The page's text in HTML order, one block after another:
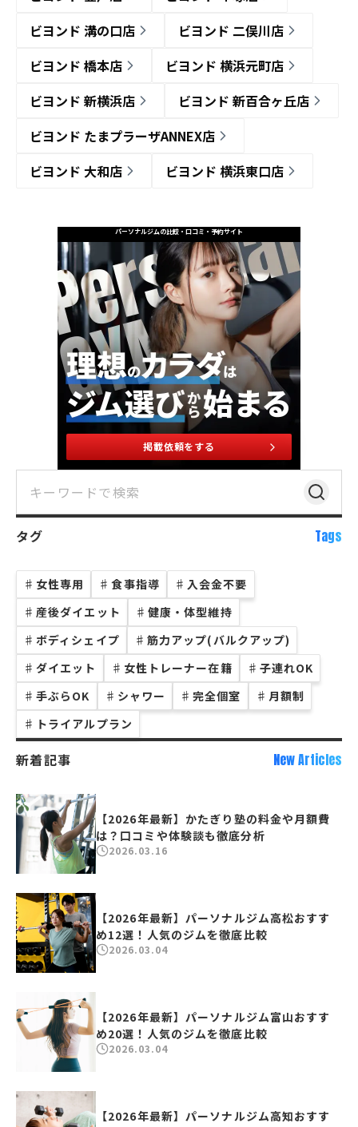
ビヨンド 溝の口店
ビヨンド 二俣川店
ビヨンド 橋本店
ビヨンド 横浜元町店
ビヨンド 新横浜店
ビヨンド 新百合ヶ丘店
ビヨンド たまプラーザANNEX店
ビヨンド 大和店
ビヨンド 横浜東口店
パーソナルジムの比較・口コミ・予約サイト
掲載依頼をする
タグ Tags
♯ 女性専用 ♯ 食事指導 ♯ 入会金不要
♯ 産後ダイエット ♯ 健康・体型維持
♯ ボディシェイプ ♯ 筋力アップ(バルクアップ)
♯ ダイエット ♯ 女性トレーナー在籍 ♯ 子連れOK
♯ 手ぶらOK ♯ シャワー ♯ 完全個室 ♯ 月額制
♯ トライアルプラン
新着記事 New Articles
【2026年最新】かたぎり塾の料金や月額費
は？口コミや体験談も徹底分析
2026.03.16
【2026年最新】パーソナルジム高松おすす
め12選！人気のジムを徹底比較
2026.03.04
【2026年最新】パーソナルジム富山おすす
め20選！人気のジムを徹底比較
2026.03.04
【2026年最新】パーソナルジム高知おすす